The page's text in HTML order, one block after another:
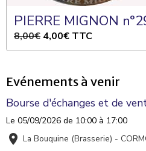
PIERRE
8,00€ 4,00€ TTC
Evénements à venir
Bourse d'échanges et de
Le 05/09/2026 de 10:00 à 17:00
La Bouquine (Brasserie) -